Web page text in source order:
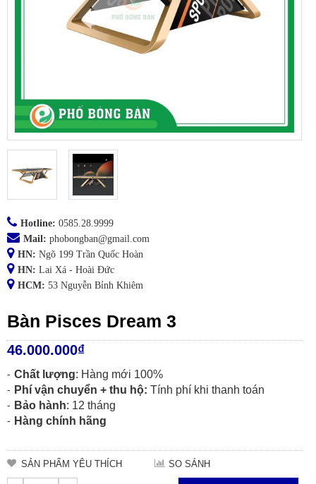
Hotline: 0585.28.9999
Mail: phobongban@gmail.com
HN: Ngõ 199 Trần Quốc Hoàn
HN: Lai Xá - Hoài Đức
HCM: 53 Nguyễn Bỉnh Khiêm
Bàn Pisces Dream 3
46.000.000₫
Chất lượng: Hàng mới 100%
Phí vận chuyển + thu hộ: Tính phí khi thanh toán
Bảo hành: 12 tháng
Hàng chính hãng
SẢN PHẨM YÊU THÍCH SO SÁNH